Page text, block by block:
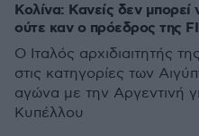
Κολίνα: Κανείς δεν μπορεί
ούτε καν ο πρόεδρος της
Ο Ιταλός αρχιδιαιτητής
στις κατηγορίες των
αγώνα με την Αργεντινή
Κυπέλλου